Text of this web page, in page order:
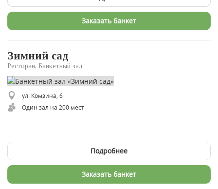
Заказать банкет
Зимний сад
Ресторан, Банкетный зал
ул. Комзина, 6
Один зал на 200 мест
Подробнее
Заказать банкет